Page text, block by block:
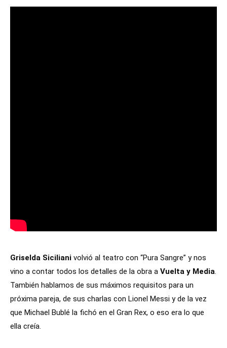
Griselda Siciliani volvió al teatro con “Pura Sangre” y nos
vino a contar todos los detalles de la obra a Vuelta y Media.
También hablamos de sus máximos requisitos para un
próxima pareja, de sus charlas con Lionel Messi y de la vez
que Michael Bublé la fichó en el Gran Rex, o eso era lo que
ella creía.